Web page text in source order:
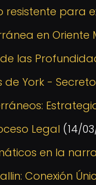
para
en Oriente
las
York -
Legal (14/
en la
Conexión